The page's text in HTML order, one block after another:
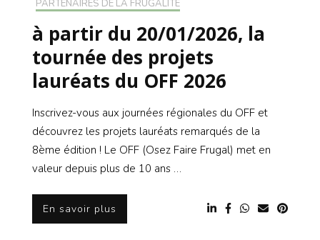
PARTENAIRES DE LA FRUGALITÉ
à partir du 20/01/2026, la
tournée des projets
lauréats du OFF 2026
Inscrivez-vous aux journées régionales du OFF et
découvrez les projets lauréats remarqués de la
8ème édition ! Le OFF (Osez Faire Frugal) met en
valeur depuis plus de 10 ans …
En savoir plus